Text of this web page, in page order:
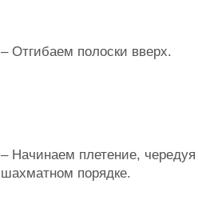
– Отгибаем полоски вверх.
– Начинаем плетение,
шахматном порядке.